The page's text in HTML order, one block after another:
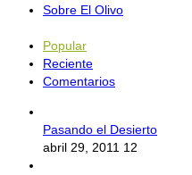
Sobre El Olivo
Popular
Reciente
Comentarios
Pasando el Desierto
abril 29, 2011 12